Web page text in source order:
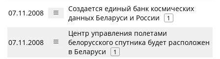
07.11.2008
Создается единый банк космических
данных Беларуси и России
1
07.11.2008
Центр управления полетами
белорусского спутника будет расположен
в Беларуси
1